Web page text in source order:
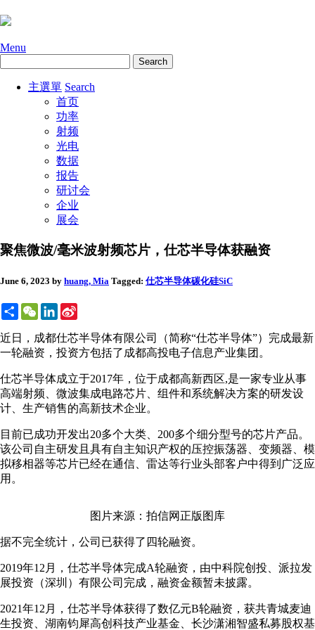
Menu
主選單 Search
首页
功率
射频
光电
数据
报告
研讨会
企业
展会
聚焦微波/毫米波射频芯片，仕芯半导体获融资
June 6, 2023 by huang, Mia Tagged: 仕芯半导体碳化硅SiC
ShareWeChatLinkedIn
近日，成都仕芯半导体有限公司（简称“仕芯半导体”）完成最新
一轮融资，投资方包括了成都高投电子信息产业集团。
仕芯半导体成立于2017年，位于成都高新西区,是一家专业从事
高端射频、微波集成电路芯片、组件和系统解决方案的研发设
计、生产销售的高新技术企业。
目前已成功开发出20多个大类、200多个细分型号的芯片产品。
该公司自主研发且具有自主知识产权的压控振荡器、变频器、模
拟移相器等芯片已经在通信、雷达等行业头部客户中得到广泛应
用。
图片来源：拍信网正版图库
据不完全统计，公司已获得了四轮融资。
2019年12月，仕芯半导体完成A轮融资，由中科院创投、派拉发
展投资（深圳）有限公司完成，融资金额暂未披露。
2021年12月，仕芯半导体获得了数亿元B轮融资，获共青城麦迪
生投资、湖南钧犀高创科技产业基金、长沙潇湘智盛私募股权基